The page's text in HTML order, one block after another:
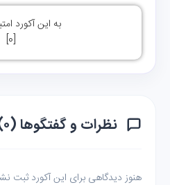
به این آکورد
[
0
]
نظرات و گفتگوها (۰)
هنوز دیدگاهی برای این آکورد ثبت